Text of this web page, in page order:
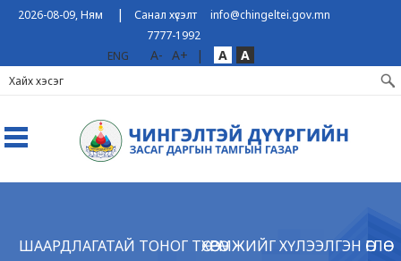
2026-08-09, Ням | Санал хүсэлт
info@chingeltei.gov.mn
7777-1992
ENG
A- A+ | A A
ШААРДЛАГАТАЙ ТОНОГ ТӨХӨӨРӨМЖИЙГ ХҮЛЭЭЛГЭН ӨГЛӨӨ